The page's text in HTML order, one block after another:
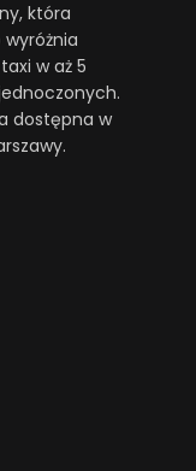
która
w aż 5
dostępna w